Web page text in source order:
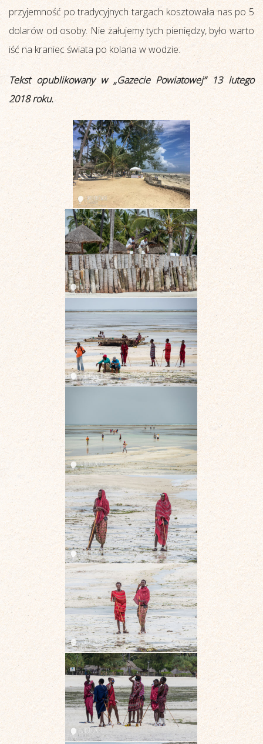
przyjemność po tradycyjnych targach kosztowała nas po 5
dolarów od osoby. Nie żałujemy tych pieniędzy, było warto
iść na kraniec świata po kolana w wodzie.
Tekst opublikowany w „Gazecie Powiatowej” 13 lutego
2018 roku.